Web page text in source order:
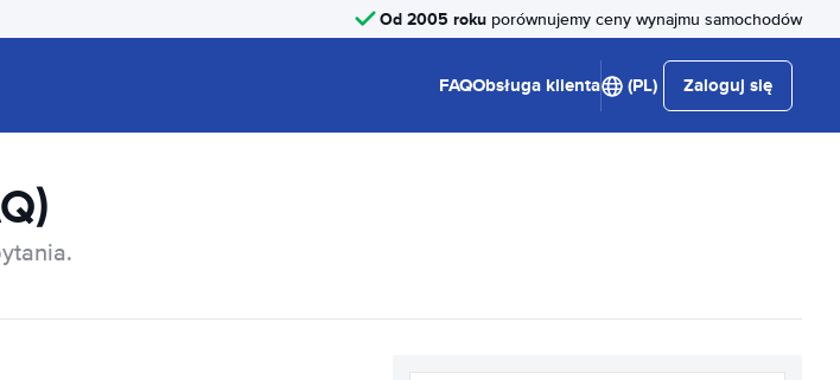
Od 2005 roku porównujemy ceny wynajmu samochodów
FAQObsługa klienta (PL) Zaloguj się